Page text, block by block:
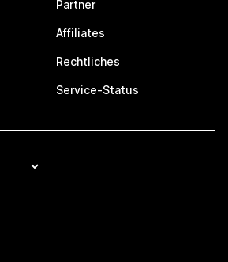
Partner
Affiliates
Rechtliches
Service-Status